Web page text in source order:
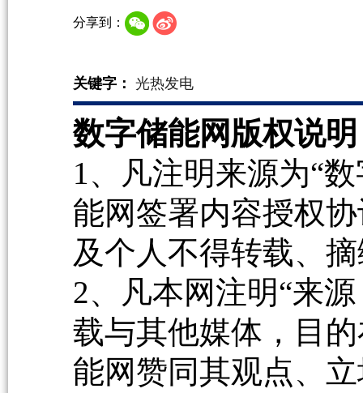
分享到：
关键字： 光热发电
数字储能网版权说
1、凡注明来源为“
能网签署内容授权
及个人不得转载、
2、凡本网注明“来
载与其他媒体，目
能网赞同其观点、